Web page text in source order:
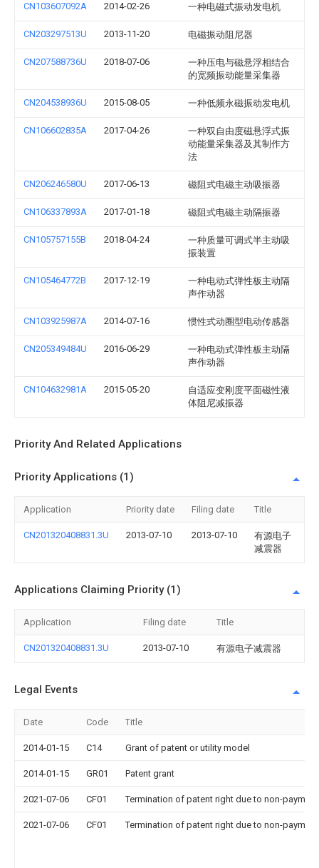
CN103607092A 2014-02-26 一种电磁式振动发电机
CN203297513U 2013-11-20 电磁振动阻尼器
CN207588736U 2018-07-06
一种压电与磁悬浮相结合
的宽频振动能量采集器
CN204538936U 2015-08-05 一种低频永磁振动发电机
CN106602835A 2017-04-26
一种双自由度磁悬浮式振
动能量采集器及其制作方
法
CN206246580U 2017-06-13 磁阻式电磁主动吸振器
CN106337893A 2017-01-18 磁阻式电磁主动隔振器
CN105757155B 2018-04-24
一种质量可调式半主动吸
振装置
CN105464772B 2017-12-19
一种电动式弹性板主动隔
声作动器
CN103925987A 2014-07-16 惯性式动圈型电动传感器
CN205349484U 2016-06-29
一种电动式弹性板主动隔
声作动器
CN104632981A 2015-05-20
自适应变刚度平面磁性液
体阻尼减振器
Priority And Related Applications
Priority Applications (1)
Application Priority date Filing date Title
CN201320408831.3U 2013-07-10 2013-07-10
有源电子
减震器
Applications Claiming Priority (1)
Application Filing date Title
CN201320408831.3U 2013-07-10 有源电子减震器
Legal Events
Date Code Title
2014-01-15 C14 Grant of patent or utility model
2014-01-15 GR01 Patent grant
2021-07-06 CF01 Termination of patent right due to non-
2021-07-06 CF01 Termination of patent right due to non-